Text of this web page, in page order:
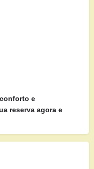
e
reserva agora e